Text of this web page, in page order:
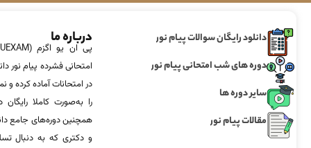
دانلود رایگان سوالات پیام نور
دوره های شب امتحانی پیام نور
سایر دوره ها
مقالات پیام نور
درباره ما
امتحانی فشرده پیام نور
در امتحانات آماده‌ کرده
را به‌صورت کاملا
همچنین دوره‌های جامع
و دکتری که به دنبال